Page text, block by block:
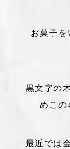
お菓子を
黒文字の
めこの
最近では